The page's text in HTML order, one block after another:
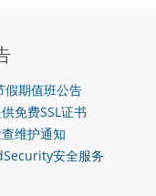
假期值班公告
免费SSL证书
维护通知
安全服务